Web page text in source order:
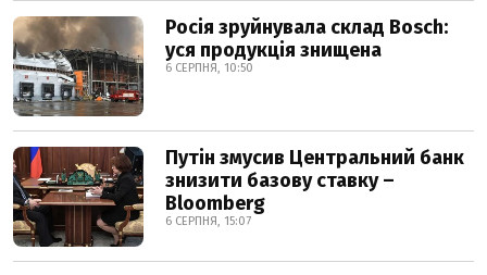
Росія зруйнувала склад Bosch:
уся продукція знищена
6 СЕРПНЯ, 10:50
Путін змусив Центральний банк
знизити базову ставку –
Bloomberg
6 СЕРПНЯ, 15:07